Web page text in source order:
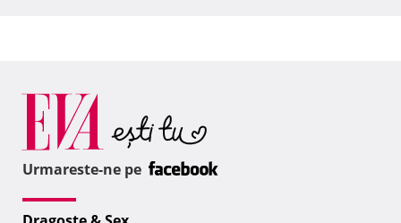
Urmareste-ne pe